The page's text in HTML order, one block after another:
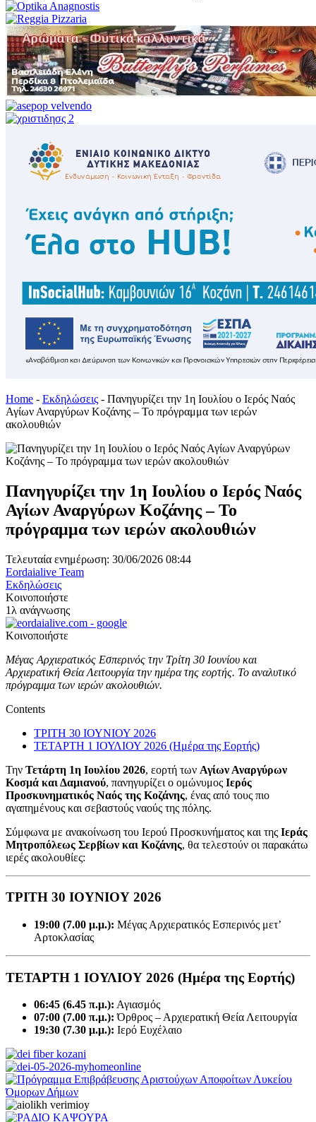
Home - Εκδηλώσεις - Πανηγυρίζει την 1η Ιουλίου ο Ιερός Ναός
Αγίων Αναργύρων Κοζάνης – Το πρόγραμμα των ιερών
ακολουθιών
Πανηγυρίζει την 1η Ιουλίου ο Ιερός Ναός
Αγίων Αναργύρων Κοζάνης – Το
πρόγραμμα των ιερών ακολουθιών
Τελευταία ενημέρωση: 30/06/2026 08:44
Eordaialive Team
Εκδηλώσεις
Κοινοποιήστε
1λ ανάγνωσης
Κοινοποιήστε
Μέγας Αρχιερατικός Εσπερινός την Τρίτη 30 Ιουνίου και
Αρχιερατική Θεία Λειτουργία την ημέρα της εορτής. Το αναλυτικό
πρόγραμμα των ιερών ακολουθιών.
Contents
ΤΡΙΤΗ 30 ΙΟΥΝΙΟΥ 2026
ΤΕΤΑΡΤΗ 1 ΙΟΥΛΙΟΥ 2026 (Ημέρα της Εορτής)
Την Τετάρτη 1η Ιουλίου 2026, εορτή των Αγίων Αναργύρων
Κοσμά και Δαμιανού, πανηγυρίζει ο ομώνυμος Ιερός
Προσκυνηματικός Ναός της Κοζάνης, ένας από τους πιο
αγαπημένους και σεβαστούς ναούς της πόλης.
Σύμφωνα με ανακοίνωση του Ιερού Προσκυνήματος και της Ιεράς
Μητροπόλεως Σερβίων και Κοζάνης, θα τελεστούν οι παρακάτω
ιερές ακολουθίες:
ΤΡΙΤΗ 30 ΙΟΥΝΙΟΥ 2026
19:00 (7.00 μ.μ.): Μέγας Αρχιερατικός Εσπερινός μετ’
Αρτοκλασίας
ΤΕΤΑΡΤΗ 1 ΙΟΥΛΙΟΥ 2026 (Ημέρα της Εορτής)
06:45 (6.45 π.μ.): Αγιασμός
07:00 (7.00 π.μ.): Όρθρος – Αρχιερατική Θεία Λειτουργία
19:30 (7.30 μ.μ.): Ιερό Ευχέλαιο